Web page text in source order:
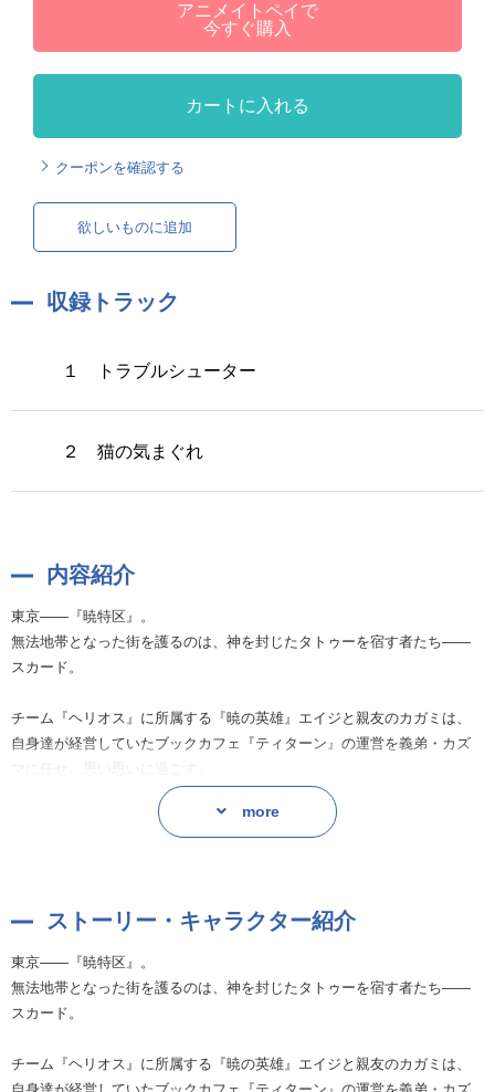
アニメイトペイで
今すぐ購入
カートに入れる
クーポンを確認する
欲しいものに追加
収録トラック
１ トラブルシューター
２ 猫の気まぐれ
内容紹介
東京——『暁特区』。
無法地帯となった街を護るのは、神を封じたタトゥーを宿す者たち——
スカード。
チーム『ヘリオス』に所属する『暁の英雄』エイジと親友のカガミは、
自身達が経営していたブックカフェ『ティターン』の運営を義弟・カズ
そんないつもの風景も束の間、『暁特区』の外から逃げてきたという親
カガミの迅速かつ的確なサポートを受け、企業に乗り込むエイジ。
エイジのタトゥー『ケルベロス』が牙を剥く!
◆トラックリスト
2 猫の気まぐれ
more
ストーリー・キャラクター紹介
東京——『暁特区』。
無法地帯となった街を護るのは、神を封じたタトゥーを宿す者たち——
スカード。
チーム『ヘリオス』に所属する『暁の英雄』エイジと親友のカガミは、